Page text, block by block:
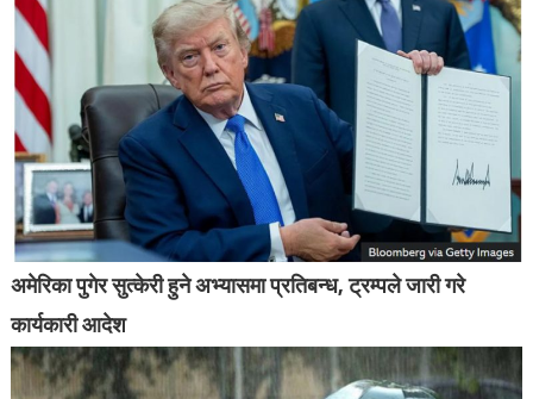
अमेरिका पुगेर सुत्केरी हुने अभ्यासमा प्रतिबन्ध, ट्रम्पले जारी गरे
कार्यकारी आदेश